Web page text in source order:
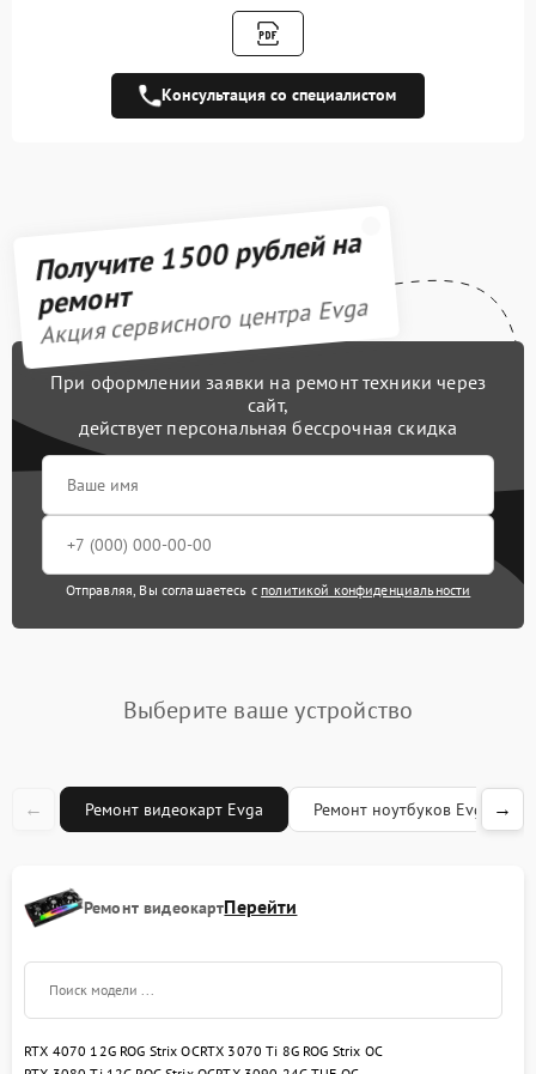
Замена чипов памяти
Обновление/
500 рублей
Техническое
обслуживание
видеокарты
550 рублей
Восстановление после
попадания влаги
Замена термопасты 900 рублей
Консультация со специалистом
Получите 1500 рублей на
ремонт
Акция сервисного центра Evga
При оформлении заявки на ремонт техники через
сайт,
действует персональная бессрочная скидка
Отправляя, Вы соглашаетесь с политикой конфиденциальности
Выберите ваше устройство
← Ремонт видеокарт Evga Ремонт ноутбуков Evga →
Ремонт видеокартПерейти
RTX 4070 12G ROG Strix OCRTX 3070 Ti 8G ROG Strix OC